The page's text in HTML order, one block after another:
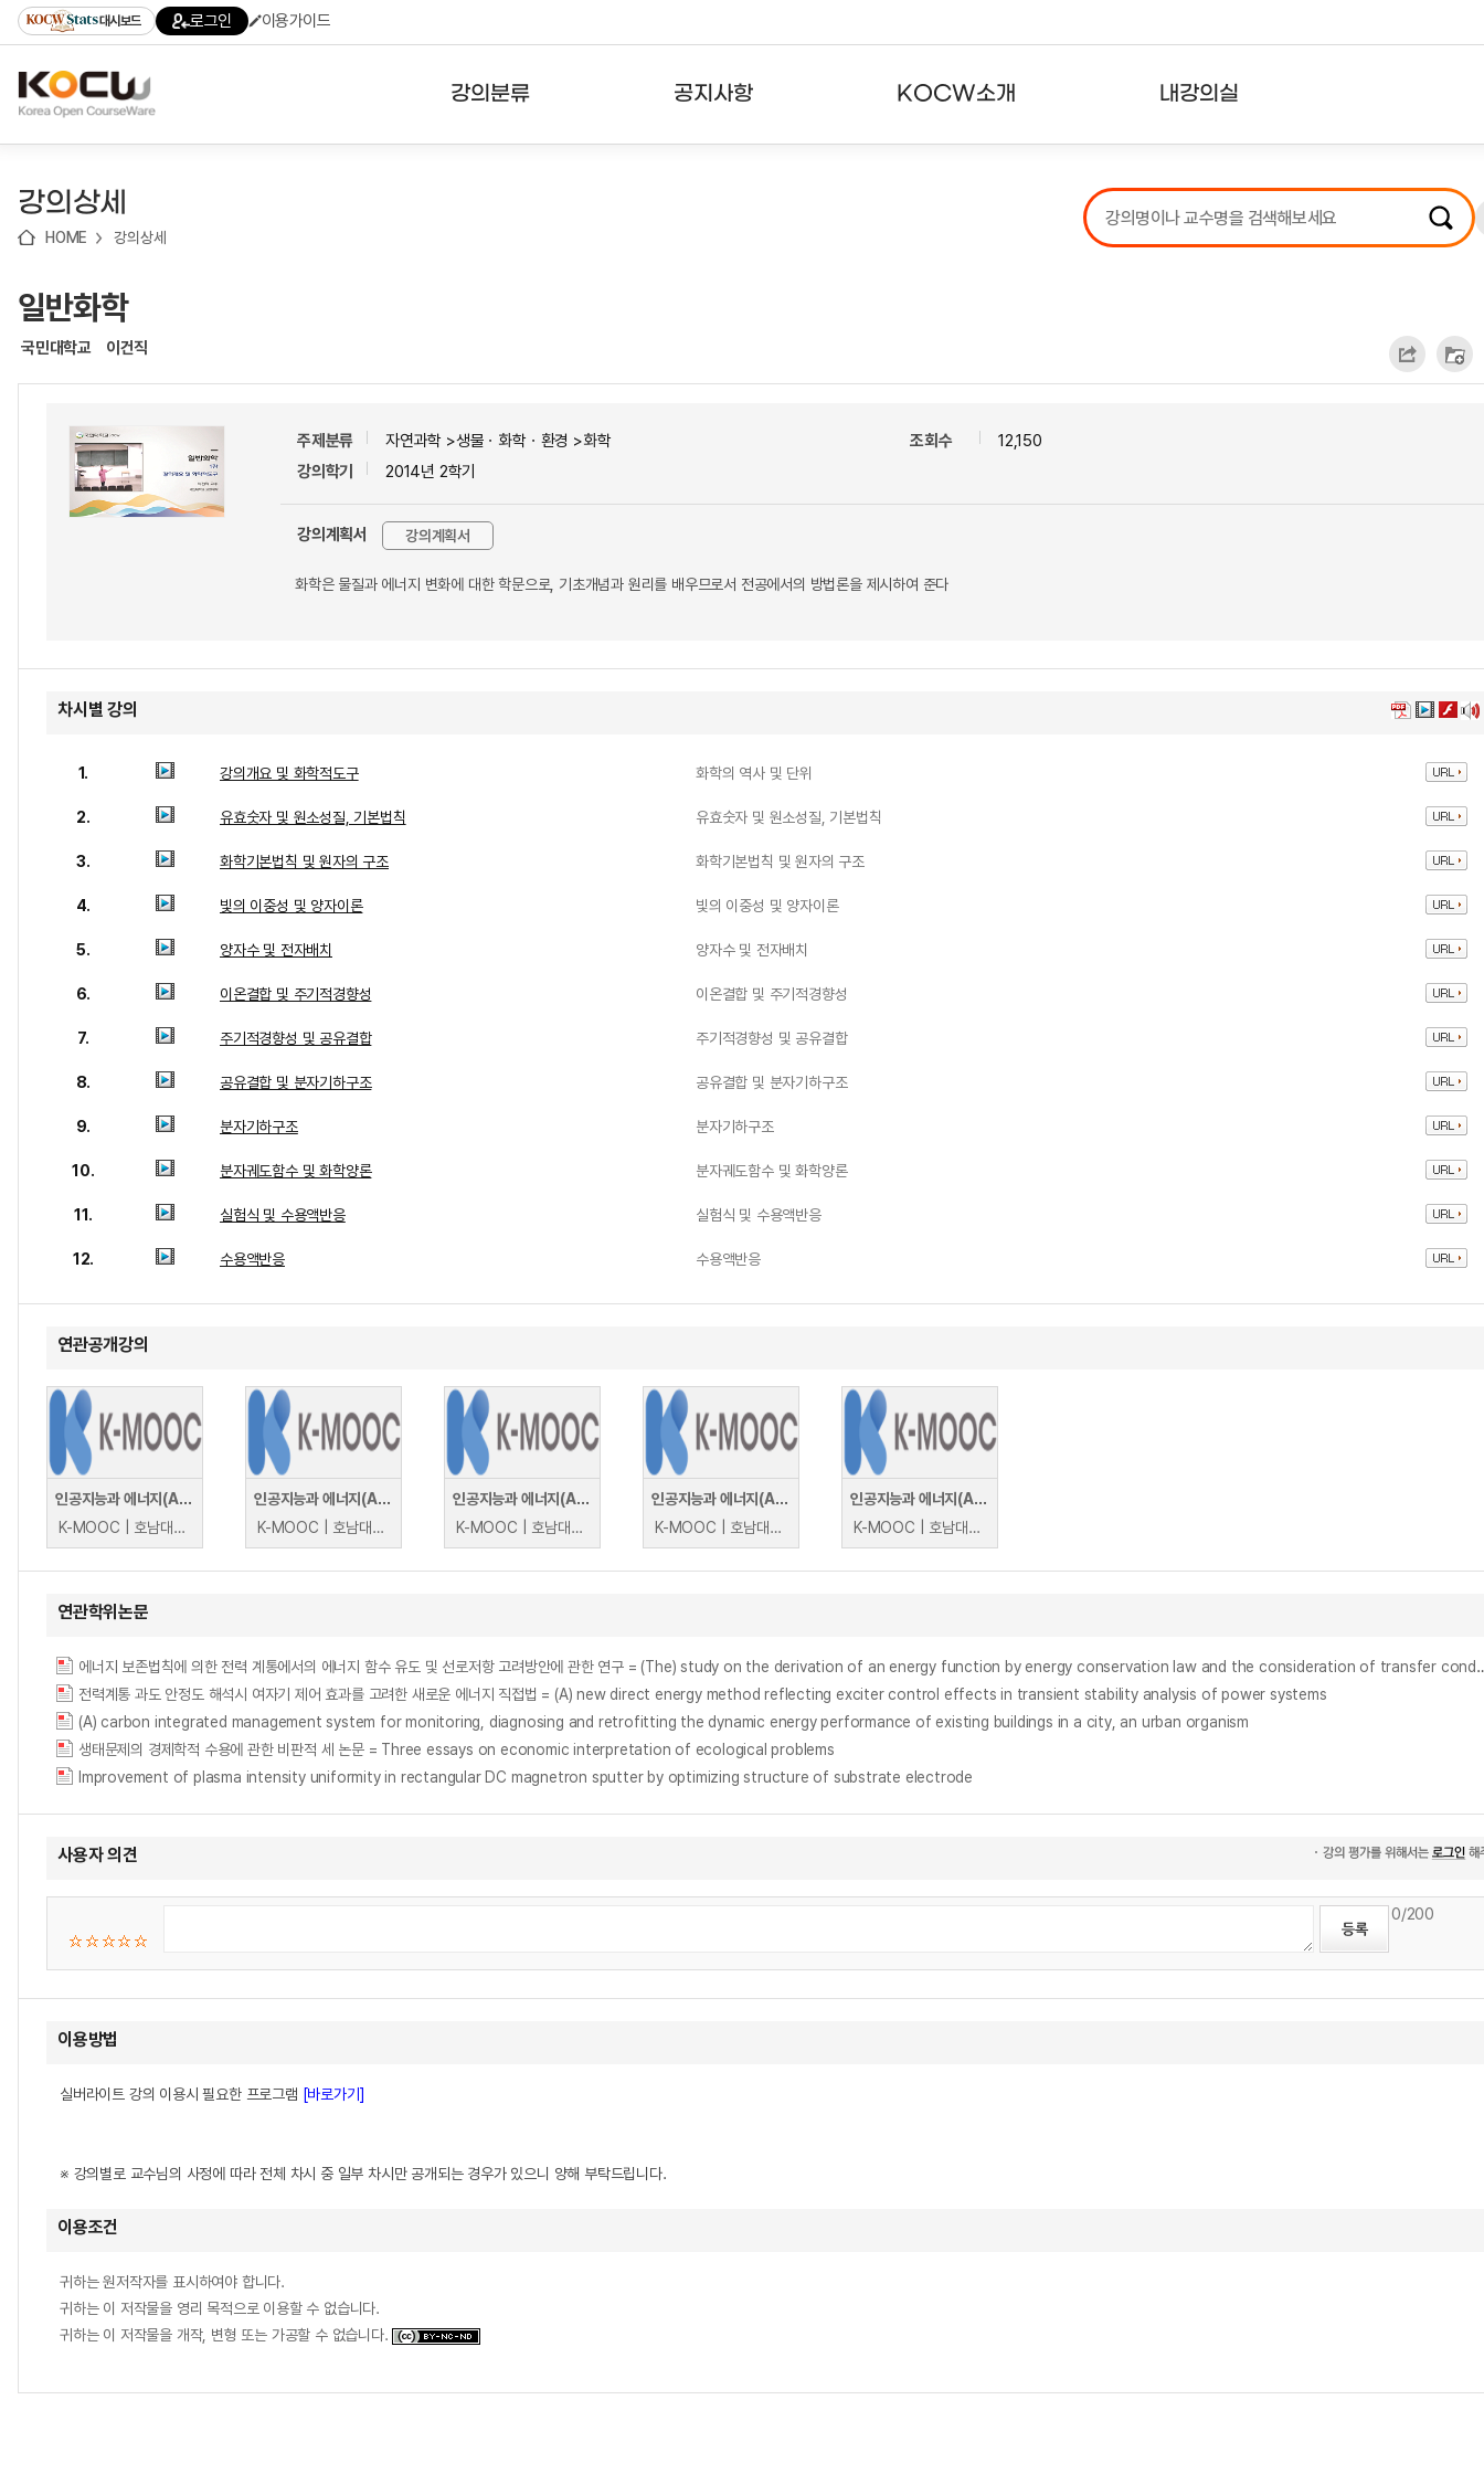
기
기
기
content)
가
대시보드 로그인 이용가이드
강의분류 공지사항 KOCW소개 내강의실
강의리스트
수강확인증강의
강의상세
HOME 강의상세
일반화학
국민대학교 이건직
주제분류
자연과학 >생물ㆍ화학ㆍ환경 >화학
강의학기
2014년 2학기
조회수 12,150
강의계획서 강의계획서
화학은 물질과 에너지 변화에 대한 학문으로, 기초개념과 원리를 배우므로서 전공에서의 방법론을 제시하여 준다
차시별 강의
1. 강의개요 및 화학적도구 화학의 역사 및 단위
2. 유효숫자 및 원소성질, 기본법칙 유효숫자 및 원소성질, 기본법칙
3. 화학기본법칙 및 원자의 구조 화학기본법칙 및 원자의 구조
4. 빛의 이중성 및 양자이론 빛의 이중성 및 양자이론
5. 양자수 및 전자배치 양자수 및 전자배치
6. 이온결합 및 주기적경향성 이온결합 및 주기적경향성
7. 주기적경향성 및 공유결합 주기적경향성 및 공유결합
8. 공유결합 및 분자기하구조 공유결합 및 분자기하구조
9. 분자기하구조 분자기하구조
10. 분자궤도함수 및 화학양론 분자궤도함수 및 화학양론
11. 실험식 및 수용액반응 실험식 및 수용액반응
12. 수용액반응 수용액반응
연관공개강의
인공지능과 에너지(AI+Energy)
K-MOOC | 호남대학교 백란, 백성욱
인공지능과 에너지(AI+Energy)
K-MOOC | 호남대학교 백란, 백성욱
인공지능과 에너지(AI+Energy)
K-MOOC | 호남대학교 백란, 백성욱
인공지능과 에너지(AI+Energy)
K-MOOC | 호남대학교 백란, 백성욱
인공지능과 에너지(AI+Energy)
K-MOOC | 호남대학교 백란, 백성욱
연관학위논문
에너지 보존법칙에 의한 전력 계통에서의 에너지 함수 유도 및 선로저항 고려방안에 관한
전력계통 과도 안정도 해석시 여자기 제어 효과를 고려한 새로운 에너지 직접법 = (A) new direct energy method reflecting exciter control effects in transient stability analysis of power systems
(A) carbon integrated management system for monitoring, diagnosing and retrofitting the dynamic energy performance of existing buildings in a city, an urban organism
생태문제의 경제학적 수용에 관한 비판적 세 논문 = Three essays on economic interpretation of ecological problems
Improvement of plasma intensity uniformity in rectangular DC magnetron sputter by optimizing structure of substrate electrode
사용자 의견
0/200
이용방법
실버라이트 강의 이용시 필요한 프로그램 [바로가기]
※ 강의별로 교수님의 사정에 따라 전체 차시 중 일부 차시만 공개되는 경우가 있으니 양해 부탁드립니다.
이용조건
귀하는 원저작자를 표시하여야 합니다.
귀하는 이 저작물을 영리 목적으로 이용할 수 없습니다.
귀하는 이 저작물을 개작, 변형 또는 가공할 수 없습니다.